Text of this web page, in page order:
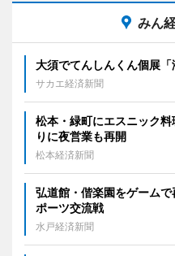
みん
大須でてんしんくん個展
サカエ経済新聞
松本・緑町にエスニック
りに夜営業も再開
松本経済新聞
弘道館・偕楽園をゲーム
ポーツ交流戦
水戸経済新聞